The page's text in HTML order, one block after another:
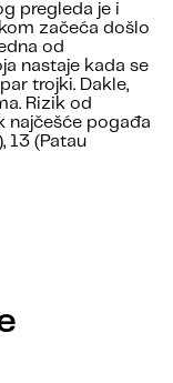
pregleda je i
začeća došlo
od
nastaje kada se
trojki. Dakle,
Rizik od
najčešće pogađa
13 (Patau